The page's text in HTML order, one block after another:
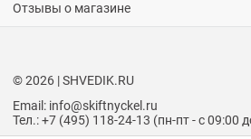
Отзывы о магазине
© 2026 | SHVEDIK.RU
Email: info@skiftnyckel.ru
Тел.: +7 (495) 118-24-13 (пн-пт - с 09:00